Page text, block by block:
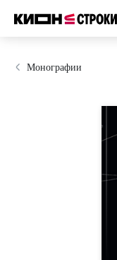
Монографии